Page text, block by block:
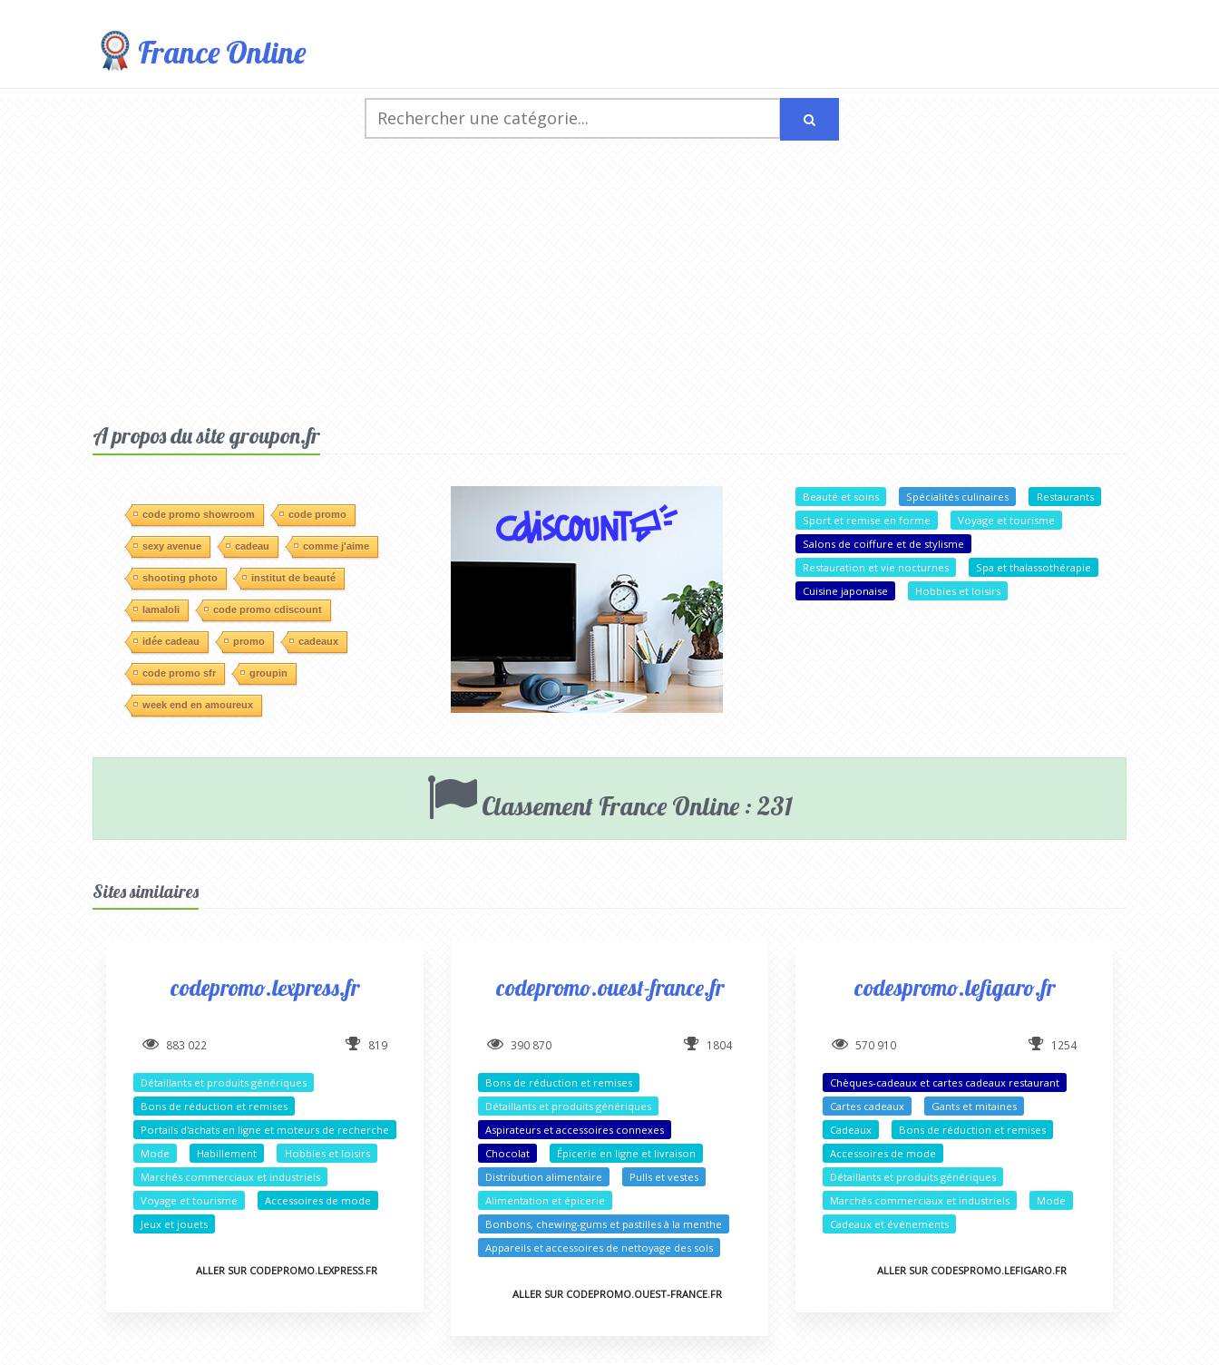
France Online
A propos du site groupon.fr
code promo showroom code promo
sexy avenue cadeau comme j'aime
shooting photo institut de beauté
lamaloli code promo cdiscount
idée cadeau promo cadeaux
code promo sfr groupin
week end en amoureux
Beauté et soins Spécialités culinaires
Restaurants
Sport et remise en forme
Voyage et tourisme
Salons de coiffure et de stylisme
Restauration et vie nocturnes
Spa et thalassothérapie
Cuisine japonaise
Hobbies et loisirs
Classement France Online : 231
Sites similaires
codepromo.lexpress.fr
883 022 819
Détaillants et produits génériques
Bons de réduction et remises
Portails d'achats en ligne et moteurs de recherche
Mode
Habillement
Hobbies et loisirs
Marchés commerciaux et industriels
Voyage et tourisme
Accessoires de mode
Jeux et jouets
ALLER SUR CODEPROMO.LEXPRESS.FR
codepromo.ouest-france.fr
390 870 1804
Bons de réduction et remises
Détaillants et produits génériques
Aspirateurs et accessoires connexes
Chocolat
Épicerie en ligne et livraison
Distribution alimentaire
Pulls et vestes
Alimentation et épicerie
Bonbons, chewing-gums et pastilles à la menthe
Appareils et accessoires de nettoyage des sols
ALLER SUR CODEPROMO.OUEST-FRANCE.FR
codespromo.lefigaro.fr
570 910 1254
Chèques-cadeaux et cartes cadeaux restaurant
Cartes cadeaux
Gants et mitaines
Cadeaux
Bons de réduction et remises
Accessoires de mode
Détaillants et produits génériques
Marchés commerciaux et industriels
Mode
Cadeaux et événements
ALLER SUR CODESPROMO.LEFIGARO.FR